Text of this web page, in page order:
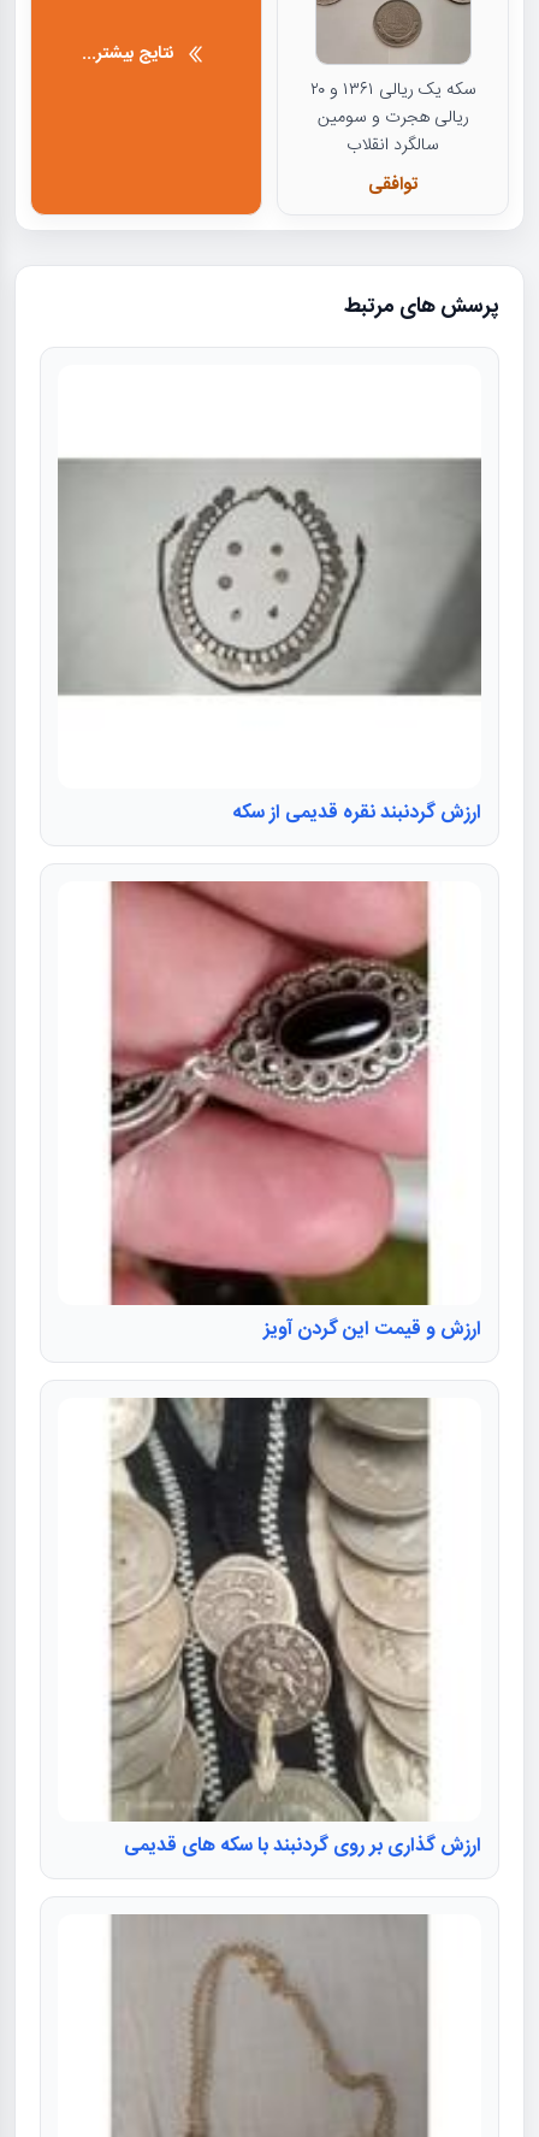
سکه یک ریالی ۱۳۶۱ و ۲۰
ریالی هجرت و سومین
سالگرد انقلاب
توافقی
نتایج بیشتر...
پرسش های مرتبط
ارزش گردنبند نقره قدیمی از سکه
ارزش و قیمت این گردن آویز
ارزش گذاری بر روی گردنبند با سکه های قدیمی